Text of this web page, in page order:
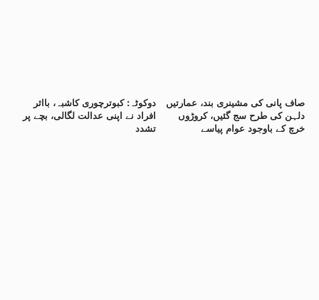
دوکوٹہ: کبوترچوری کاشبہ، بااثر
افراد نے اپنی عدالت لگالی، بچے پر
تشدد
صاف پانی کی مشینری بند، عمارتیں
دلہن کی طرح سج گئیں، کروڑوں
خرچ کے باوجود عوام پیاسے